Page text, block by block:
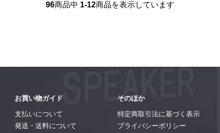
96商品中 1-12商品を表示しています
お買い物ガイド
支払いについて
発送・送料について
そのほか
特定商取引法に基づく表示
プライバシーポリシー